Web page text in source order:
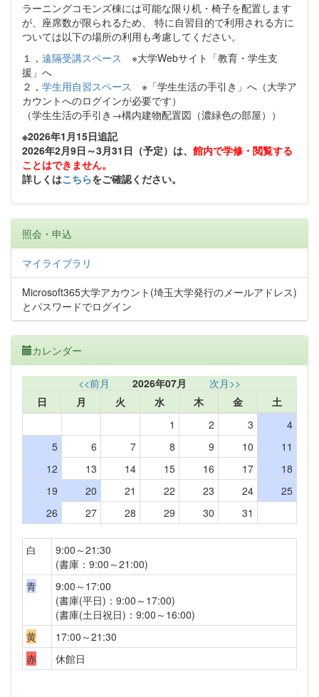
ラーニングコモンズ棟には可能な限り机・椅子を配置します
が、座席数が限られるため、 特に自習目的で利用される方に
ついては以下の場所の利用も考慮してください。
１， 遠隔受講スペース ※大学Webサイト「教育・学生支
援」へ
２， 学生用自習スペース ※「学生生活の手引き」へ（大学ア
カウントへのログインが必要です）
（学生生活の手引き→構内建物配置図（濃緑色の部屋））
※2026年1月15日追記
2026年2月9日～3月31日（予定）は、 館内で学修・閲覧する
ことはできません。
詳しくはこちらをご確認ください。
照会・申込
マイライブラリ
Microsoft365大学アカウント(埼玉大学発行のメールアドレス)
とパスワードでログイン
カレンダー
<<前月 2026年07月
次月>>
日
月 火 水 木 金
土
1
2 3
4
5
6 7 8 9 10
11
12
13 14 15 16 17
18
19
20 21 22 23 24
25
26
27 28 29 30 31
白
9:00～21:30
(書庫：9:00～21:00)
青
9:00～17:00
(書庫(平日)：9:00～17:00)
(書庫(土日祝日)：9:00～16:00)
黄
17:00～21:30
赤
休館日